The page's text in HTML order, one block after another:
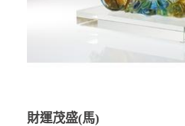
財運茂盛(馬)